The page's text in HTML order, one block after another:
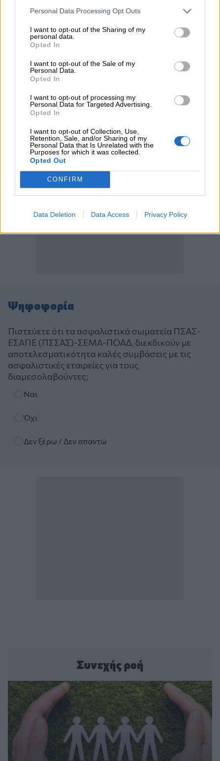
Personal Data Processing Opt Outs
I want to opt-out of the Sharing of my
personal data.
Opted In
I want to opt-out of the Sale of my
Personal Data.
Opted In
I want to opt-out of processing my
Personal Data for Targeted Advertising.
Opted In
I want to opt-out of Collection, Use,
Retention, Sale, and/or Sharing of my
Personal Data that Is Unrelated with the
Purposes for which it was collected.
Opted Out
CONFIRM
Data Deletion Data Access Privacy Policy
παρονομαστή το κοινό συμφέρον
05.08.2026 - 12:11
Αντώνης Βουκλαρής - «ΕΡΡΙΚΟΣ ΝΤΥΝΑΝ»
05.08.2026 - 11:30
Η νέα εποχή στην εκπαίδευση των ασφαλιστικών
Ψηφοφορία
Πιστεύετε ότι τα ασφαλιστικά σωματεία ΠΣΑΣ-
ΕΣΑΠΕ (ΠΣΣΑΣ)-ΣΕΜΑ-ΠΟΑΔ, διεκδικούν με
αποτελεσματικότητα καλές συμβάσεις με τις
ασφαλιστικές εταιρείες για τους
διαμεσολαβούντες;
Ναι
Όχι
Δεν ξέρω / Δεν απαντώ
Συνεχής ροή